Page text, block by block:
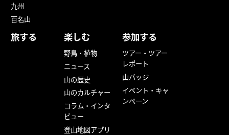
九州
百名山
旅する 楽しむ
野鳥・植物
ニュース
山の歴史
山のカルチャー
コラム・インタ
ビュー
登山地図アプリ
参加する
ツアー・ツアー
レポート
山バッジ
イベント・キャ
ンペーン